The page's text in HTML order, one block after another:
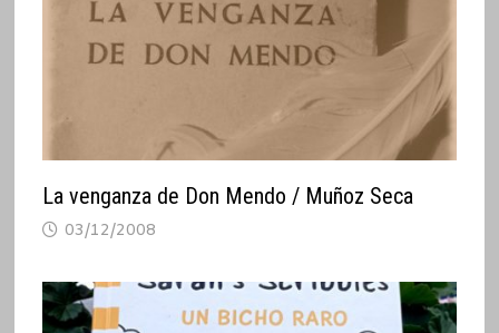
La venganza de Don Mendo / Muñoz Seca
03/12/2008